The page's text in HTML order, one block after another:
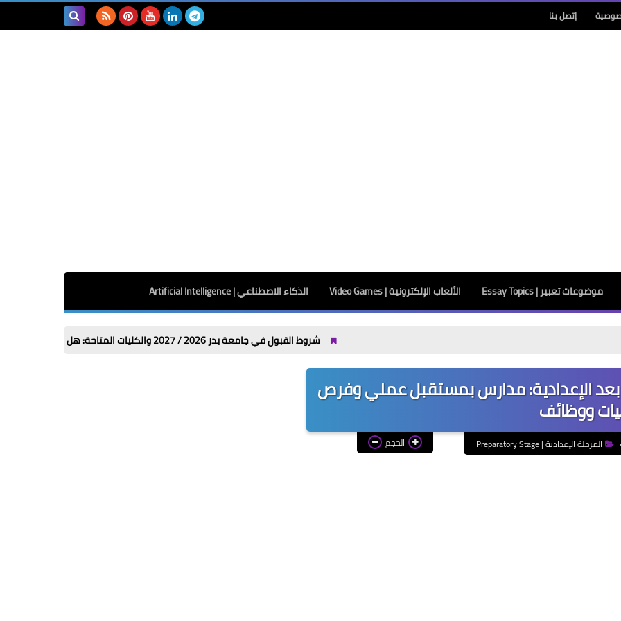
إتصل بنا
موضوعات تعبير | Essay Topics الألعاب الإلكترونية | Video Games الذكاء الاصطناعي | Artificial Intelligence
شروط القبول في جامعة بدر 2026 / 2027 والكليات المتاحة: هل مجموعك يسمح بالتقديم؟
أقوى 17 بديل للثانوية العامة 2026 بعد الإعدادية: مدارس بمستقبل عملي وفرص
ووظائف
المرحلة الإعدادية | Preparatory Stage الحجم